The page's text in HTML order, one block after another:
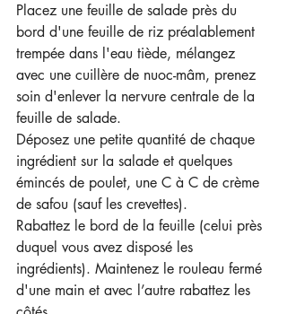
Placez une feuille de salade près du
bord d'une feuille de riz préalablement
trempée dans l'eau tiède, mélangez
avec une cuillère de nuoc-mâm, prenez
soin d'enlever la nervure centrale de la
feuille de salade.
Déposez une petite quantité de chaque
ingrédient sur la salade et quelques
émincés de poulet, une C à C de crème
de safou (sauf les crevettes).
Rabattez le bord de la feuille (celui près
duquel vous avez disposé les
ingrédients). Maintenez le rouleau fermé
d'une main et avec l’autre rabattez les